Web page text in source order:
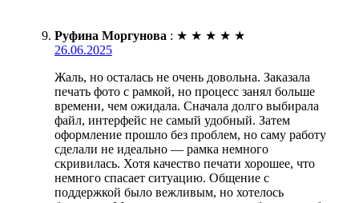
Руфина Моргунова : ★ ★ ★ ★ ★
26.06.2025
Жаль, но осталась не очень довольна. Заказала
печать фото с рамкой, но процесс занял больше
времени, чем ожидала. Сначала долго выбирала
файл, интерфейс не самый удобный. Затем
оформление прошло без проблем, но саму работу
сделали не идеально — рамка немного
скривилась. Хотя качество печати хорошее, что
немного спасает ситуацию. Общение с
поддержкой было вежливым, но хотелось